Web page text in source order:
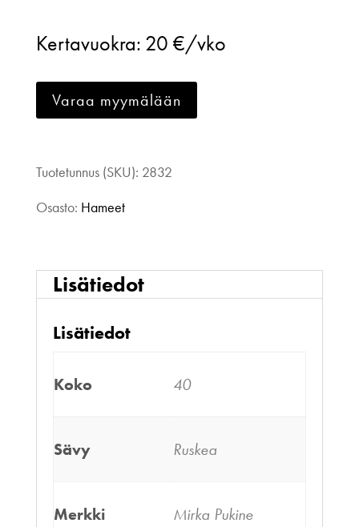
hame,
40
määrä
Kertavuokra: 20 €/vko
Varaa myymälään
Tuotetunnus (SKU): 2832
Osasto: Hameet
Lisätiedot
Lisätiedot
Koko 40
Sävy Ruskea
Merkki Mirka Pukine